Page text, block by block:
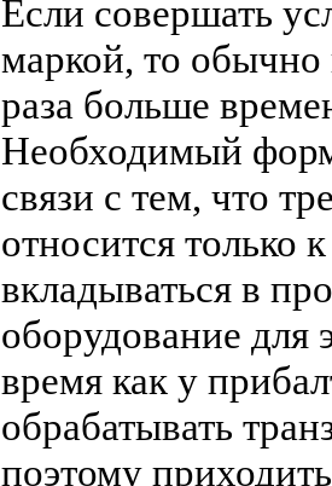
Если совершать
маркой, то обычно
раза больше
Необходимый
связи с тем, что
относится только
вкладываться в
оборудование для
время как у
обрабатывать
поэтому